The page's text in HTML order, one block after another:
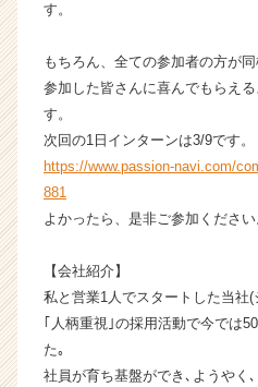
ン
チ
成
長
業
カ
ウ
が
す。
もちろん、全ての参加者の方が
参加した皆さんに喜んでもらえ
す。
次回の1日インターンは3/9です。
https://www.passion-navi.com/
881
よかったら、是非ご参加ください
【会社紹介】
私と営業1人でスタートした当社(
｢人柄重視｣の採用活動で今では
た｡
社員が育ち基盤ができ､ようやく